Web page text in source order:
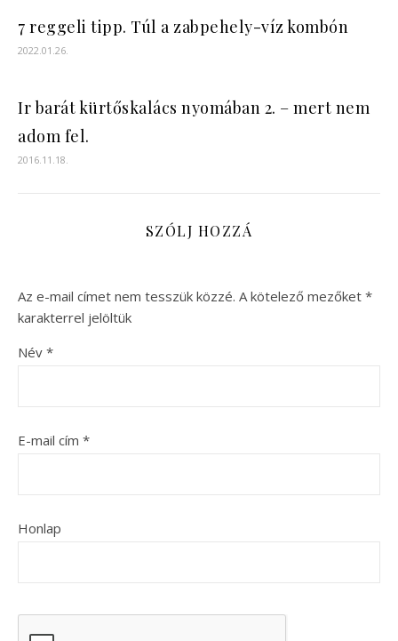
7 reggeli tipp. Túl a zabpehely-víz kombón
2022.01.26.
Ir barát kürtőskalács nyomában 2. – mert nem
adom fel.
2016.11.18.
SZÓLJ HOZZÁ
Az e-mail címet nem tesszük közzé. A kötelező mezőket *
karakterrel jelöltük
Név *
E-mail cím *
Honlap